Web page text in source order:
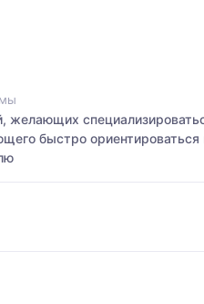
желающих
быстро